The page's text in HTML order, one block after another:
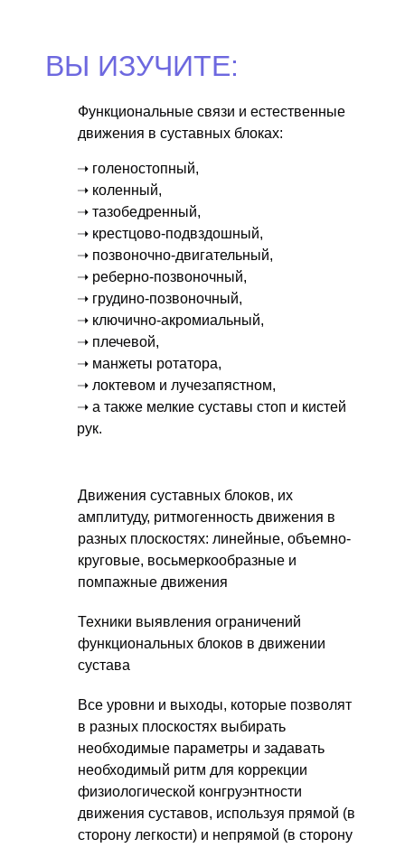
ВЫ ИЗУЧИТЕ:
Функциональные связи и естественные
движения в суставных блоках:
➝ голеностопный,
➝ коленный,
➝ тазобедренный,
➝ крестцово-подвздошный,
➝ позвоночно-двигательный,
➝ реберно-позвоночный,
➝ грудино-позвоночный,
➝ ключично-акромиальный,
➝ плечевой,
➝ манжеты ротатора,
➝ локтевом и лучезапястном,
➝ а также мелкие суставы стоп и кистей
рук.
Движения суставных блоков, их
амплитуду, ритмогенность движения в
разных плоскостях: линейные, объемно-
круговые, восьмеркообразные и
помпажные движения
Техники выявления ограничений
функциональных блоков в движении
сустава
Все уровни и выходы, которые позволят
в разных плоскостях выбирать
необходимые параметры и задавать
необходимый ритм для коррекции
физиологической конгруэнтности
движения суставов, используя прямой (в
сторону легкости) и непрямой (в сторону